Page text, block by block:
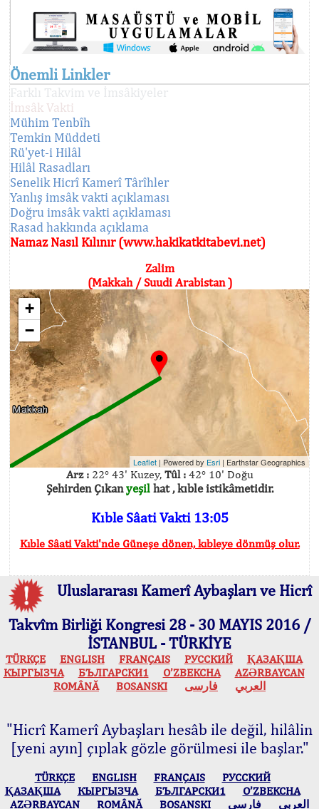
Önemli Linkler
Farklı Takvim ve İmsâkiyeler
İmsâk Vakti
Mühim Tenbîh
Temkin Müddeti
Rü'yet-i Hilâl
Hilâl Rasadları
Senelik Hicrî Kamerî Târîhler
Yanlış imsâk vakti açıklaması
Doğru imsâk vakti açıklaması
Rasad hakkında açıklama
Namaz Nasıl Kılınır (www.hakikatkitabevi.net)
Zalim
(Makkah / Suudi Arabistan )
+
−
Leaflet | Powered by Esri | Earthstar Geographics
Arz :22° 43' Kuzey, Tûl :42° 10' Doğu
Şehirden Çıkanyeşilhat , kıble istikâmetidir.
Kıble Sâati Vakti 13:05
Kıble Sâati Vakti'nde Güneşe dönen, kıbleye dönmüş olur.
Uluslararası Kamerî Aybaşları ve Hicrî
Takvîm Birliği Kongresi 28 - 30 MAYIS 2016 /
İSTANBUL - TÜRKİYE
TÜRKÇE ENGLISH FRANÇAIS РУССКИЙ
ҚАЗАҚША
КЫPГЫЗЧA
БЪЛГАРСКИ1 O’ZBEKCHA
AZӘRBAYCAN
ROMÂNĂ
BOSANSKI العربي فارسی
"Hicrî Kamerî Aybaşları hesâb ile değil, hilâlin
[yeni ayın] çıplak gözle görülmesi ile başlar."
TÜRKÇE ENGLISH FRANÇAIS
РУССКИЙ
ҚАЗАҚША
КЫPГЫЗЧA БЪЛГАРСКИ1
O’ZBEKCHA
AZӘRBAYCAN
ROMÂNĂ BOSANSKI العربي فارسی